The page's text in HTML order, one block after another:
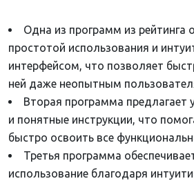
Одна из программ из рейтинга
простотой использования и
интерфейсом, что позволяет
ней даже неопытным
Вторая программа предлагает
и понятные инструкции, что
быстро освоить все
Третья программа
использование благодаря